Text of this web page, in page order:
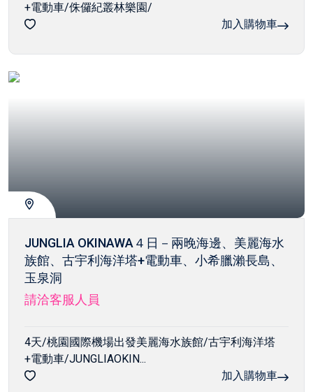
+電動車/侏儸紀叢林樂園/
加入購物車
JUNGLIA OKINAWA４日－兩晚海邊、美麗海水
族館、古宇利海洋塔+電動車、小希臘瀨長島、
玉泉洞
請洽客服人員
4天/桃園國際機場出發美麗海水族館/古宇利海洋塔
+電動車/JUNGLIAOKIN...
加入購物車